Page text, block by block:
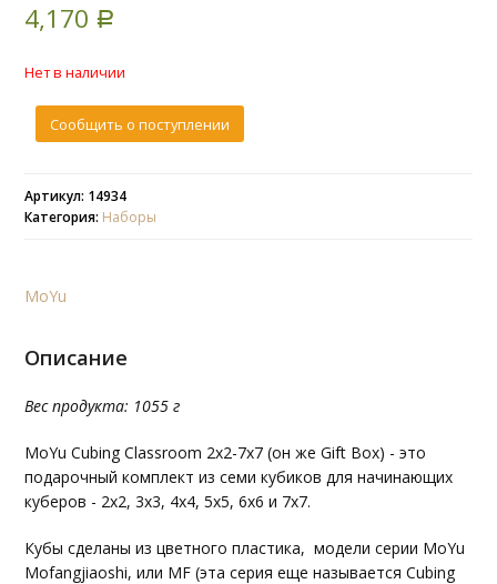
4,170 Р
Нет в наличии
Сообщить о поступлении
Артикул: 14934
Категория: Наборы
MoYu
Описание
Вес продукта: 1055 г
MoYu Cubing Classroom 2х2-7х7 (он же Gift Box) - это
подарочный комплект из семи кубиков для начинающих
куберов - 2х2, 3х3, 4х4, 5х5, 6х6 и 7х7.
Кубы сделаны из цветного пластика, модели серии MoYu
Mofangjiaoshi, или MF (эта серия еще называется Cubing